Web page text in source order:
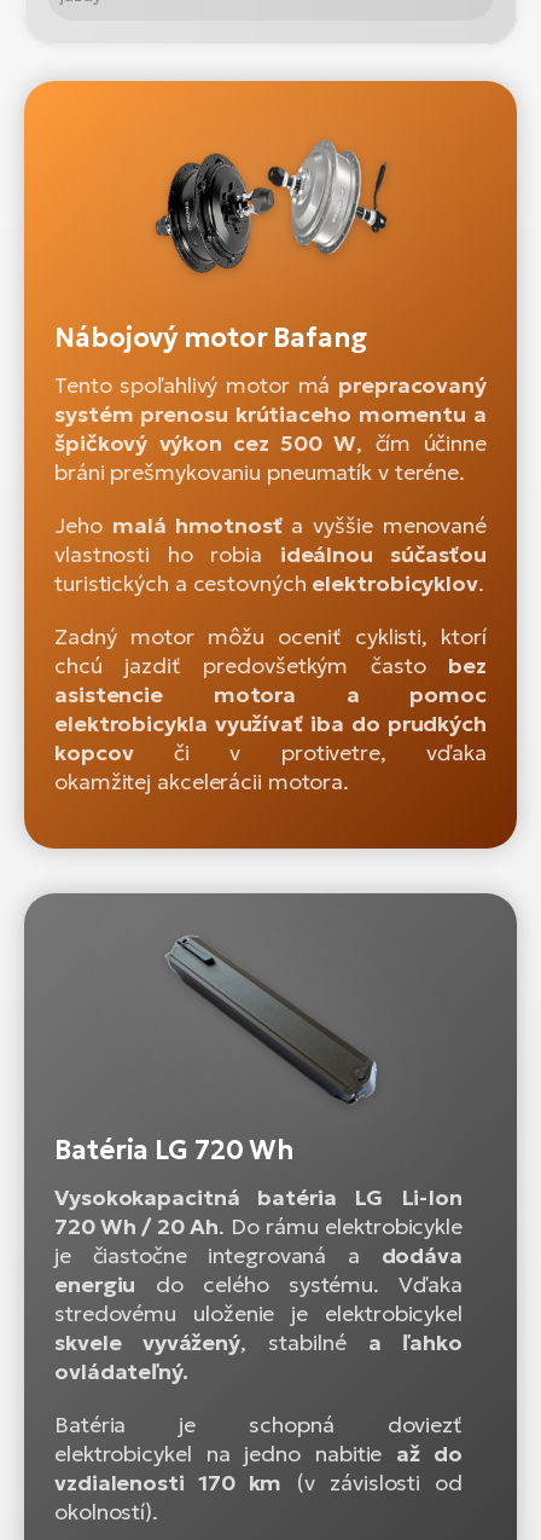
Nábojový motor Bafang
Tento spoľahlivý motor má prepracovaný
systém prenosu krútiaceho momentu a
špičkový výkon cez 500 W, čím účinne
bráni prešmykovaniu pneumatík v teréne.
Jeho malá hmotnosť a vyššie menované
vlastnosti ho robia ideálnou súčasťou
turistických a cestovných elektrobicyklov.
Zadný motor môžu oceniť cyklisti, ktorí
chcú jazdiť predovšetkým často bez
asistencie motora a pomoc
elektrobicykla využívať iba do prudkých
kopcovči v protivetre, vďaka
okamžitej akcelerácii motora.
Batéria LG 720 Wh
Vysokokapacitná batéria LG Li-Ion
720 Wh / 20 Ah. Do rámu elektrobicykle
je čiastočne integrovaná a dodáva
energiu do celého systému. Vďaka
stredovému uloženie je elektrobicykel
skvele vyvážený, stabilné a ľahko
ovládateľný.
Batéria je schopná doviezť
elektrobicykel na jedno nabitie až do
vzdialenosti 170 km (v závislosti od
okolností).